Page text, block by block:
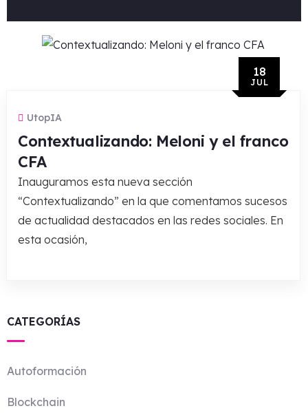
18
JUL
UtopIA
Contextualizando: Meloni y el franco
CFA
Inauguramos esta nueva sección
“Contextualizando” en la que comentamos sucesos
de actualidad destacados en las redes sociales. En
esta ocasión,
CATEGORÍAS
Autoformación
Blockchain